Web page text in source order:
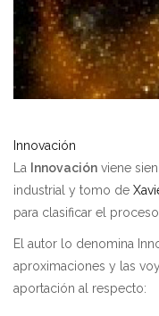
Innovación
La
Innovación viene
industrial y tomo de
para clasificar el
El autor lo denomina
aproximaciones y las
aportación al respecto: